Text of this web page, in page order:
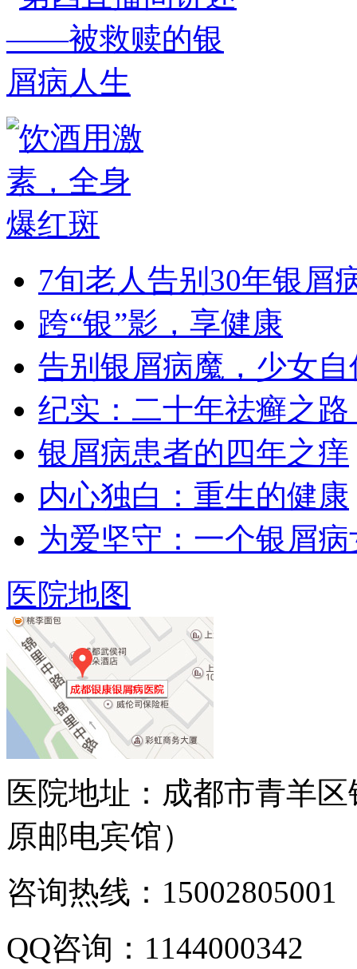
7旬老人告别30年银屑
跨“银”影，享健康
告别银屑病魔，少女
纪实：二十年祛癣之
银屑病患者的四年之痒
内心独白：重生的健康
为爱坚守：一个银屑
医院地图
医院地址：成都市青羊
原邮电宾馆）
咨询热线：15002805001
QQ咨询：1144000342